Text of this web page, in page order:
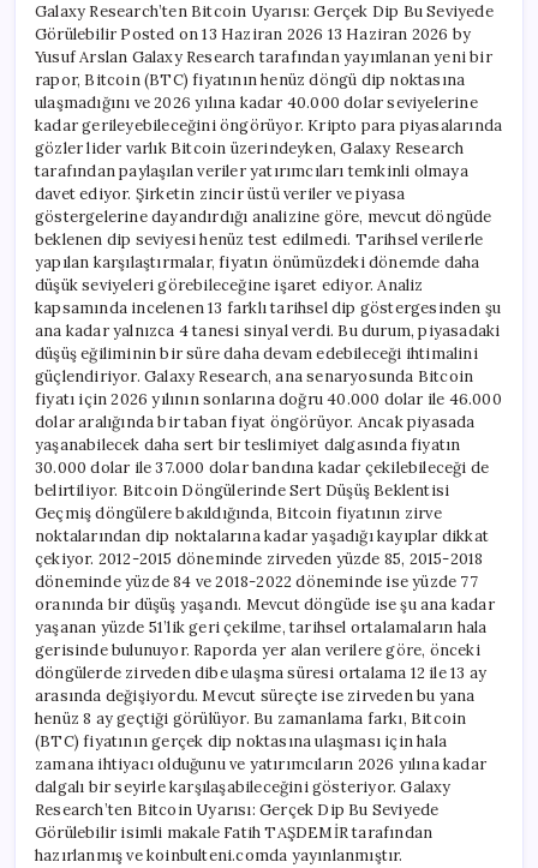
Dip
Bu
Seviyede
Görülebilir
için
Galaxy Research’ten Bitcoin Uyarısı: Gerçek Dip Bu Seviyede
Görülebilir Posted on 13 Haziran 2026 13 Haziran 2026 by
Yusuf Arslan Galaxy Research tarafından yayımlanan yeni bir
rapor, Bitcoin (BTC) fiyatının henüz döngü dip noktasına
ulaşmadığını ve 2026 yılına kadar 40.000 dolar seviyelerine
kadar gerileyebileceğini öngörüyor. Kripto para piyasalarında
gözler lider varlık Bitcoin üzerindeyken, Galaxy Research
tarafından paylaşılan veriler yatırımcıları temkinli olmaya
davet ediyor. Şirketin zincir üstü veriler ve piyasa
göstergelerine dayandırdığı analizine göre, mevcut döngüde
beklenen dip seviyesi henüz test edilmedi. Tarihsel verilerle
yapılan karşılaştırmalar, fiyatın önümüzdeki dönemde daha
düşük seviyeleri görebileceğine işaret ediyor. Analiz
kapsamında incelenen 13 farklı tarihsel dip göstergesinden şu
ana kadar yalnızca 4 tanesi sinyal verdi. Bu durum, piyasadaki
düşüş eğiliminin bir süre daha devam edebileceği ihtimalini
güçlendiriyor. Galaxy Research, ana senaryosunda Bitcoin
fiyatı için 2026 yılının sonlarına doğru 40.000 dolar ile 46.000
dolar aralığında bir taban fiyat öngörüyor. Ancak piyasada
yaşanabilecek daha sert bir teslimiyet dalgasında fiyatın
30.000 dolar ile 37.000 dolar bandına kadar çekilebileceği de
belirtiliyor. Bitcoin Döngülerinde Sert Düşüş Beklentisi
Geçmiş döngülere bakıldığında, Bitcoin fiyatının zirve
noktalarından dip noktalarına kadar yaşadığı kayıplar dikkat
çekiyor. 2012-2015 döneminde zirveden yüzde 85, 2015-2018
döneminde yüzde 84 ve 2018-2022 döneminde ise yüzde 77
oranında bir düşüş yaşandı. Mevcut döngüde ise şu ana kadar
yaşanan yüzde 51’lik geri çekilme, tarihsel ortalamaların hala
gerisinde bulunuyor. Raporda yer alan verilere göre, önceki
döngülerde zirveden dibe ulaşma süresi ortalama 12 ile 13 ay
arasında değişiyordu. Mevcut süreçte ise zirveden bu yana
henüz 8 ay geçtiği görülüyor. Bu zamanlama farkı, Bitcoin
(BTC) fiyatının gerçek dip noktasına ulaşması için hala
zamana ihtiyacı olduğunu ve yatırımcıların 2026 yılına kadar
dalgalı bir seyirle karşılaşabileceğini gösteriyor. Galaxy
Research’ten Bitcoin Uyarısı: Gerçek Dip Bu Seviyede
Görülebilir isimli makale Fatih TAŞDEMİR tarafından
hazırlanmış ve koinbulteni.comda yayınlanmıştır.